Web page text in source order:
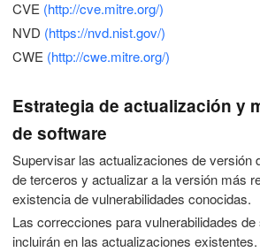
CVE (http://cve.mitre.org/)
NVD (https://nvd.nist.gov/)
CWE (http://cwe.mitre.org/)
Estrategia de actualización y
de software
Supervisar las actualizaciones de versión
de terceros y actualizar a la versión más
existencia de vulnerabilidades conocidas.
Las correcciones para vulnerabilidades
incluirán en las actualizaciones existentes.